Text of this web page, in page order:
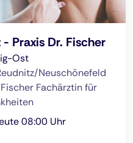
Praxis Dr. Fischer
Ost
Neuschönefeld
Fachärztin für
08:00 Uhr